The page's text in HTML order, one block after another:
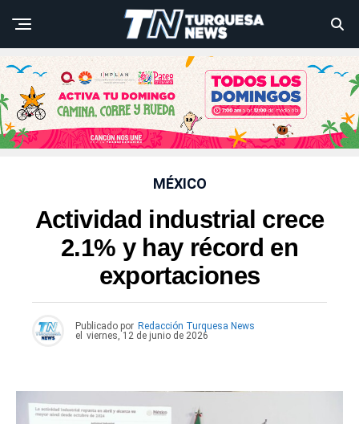
MÉXICO
Actividad industrial crece
2.1% y hay récord en
exportaciones
Publicado por Redacción Turquesa News
el viernes, 12 de junio de 2026